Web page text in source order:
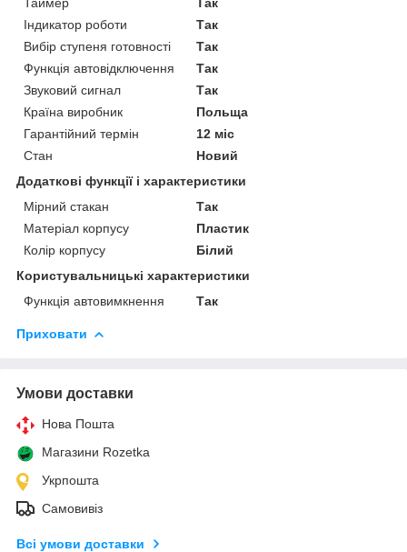
Індикатор роботи
Так
Вибір ступеня готовності
Так
Функція автовідключення
Так
Звуковий сигнал
Так
Країна виробник
Польща
Гарантійний термін
12 міс
Стан
Новий
Додаткові функції і характеристики
Мірний стакан
Так
Матеріал корпусу
Пластик
Колір корпусу
Білий
Користувальницькі характеристики
Функція автовимкнення
Так
Приховати
Умови доставки
Нова Пошта
Магазини Rozetka
Укрпошта
Самовивіз
Всі умови доставки